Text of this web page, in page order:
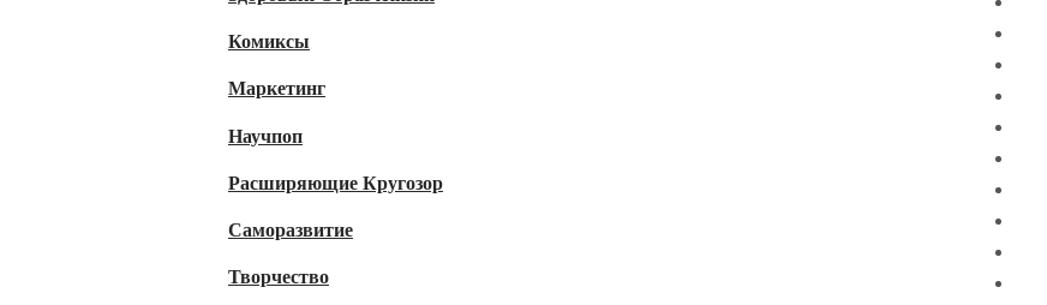
Комиксы
Маркетинг
Научпоп
Расширяющие Кругозор
Cаморазвитие
Творчество